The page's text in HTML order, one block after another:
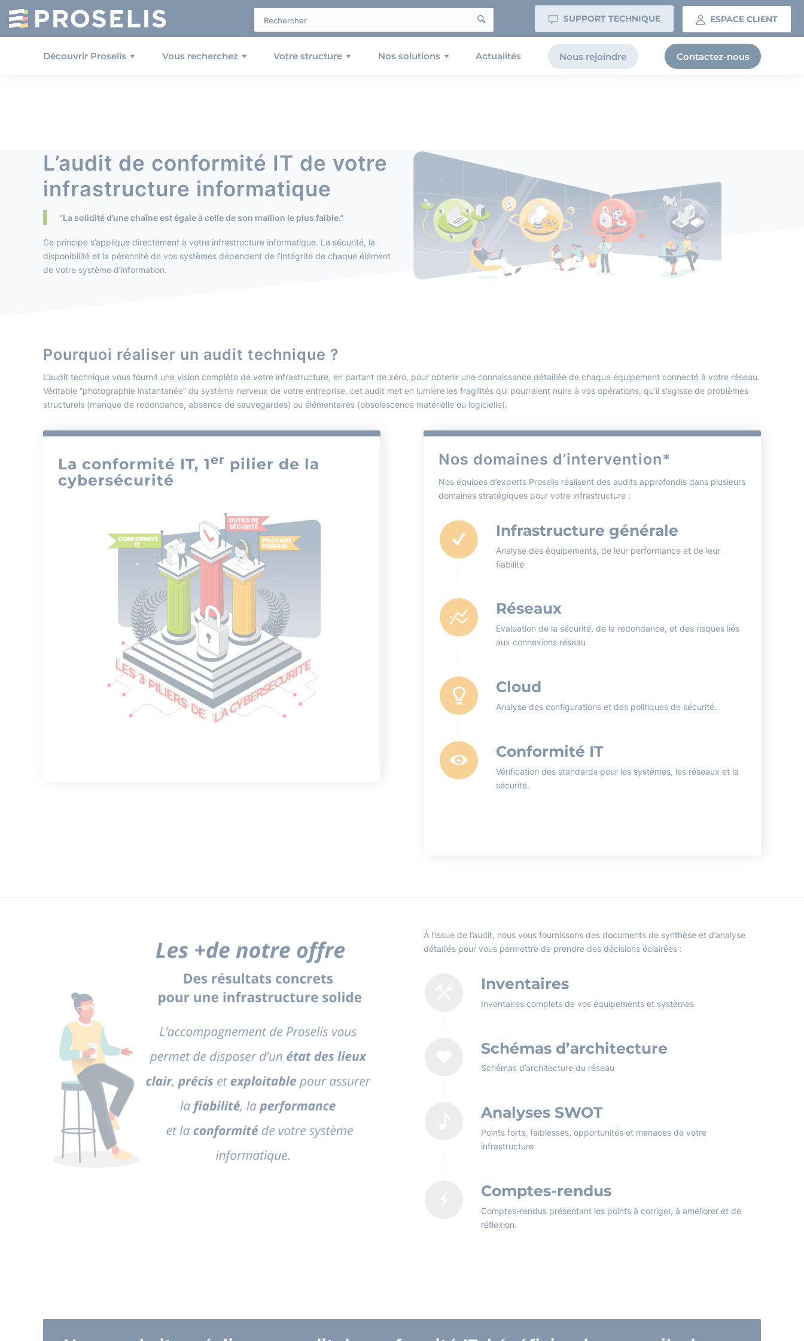
SUPPORT TECHNIQUE ESPACE CLIENT
Découvrir Proselis Vous recherchez Votre structure Nos solutions Actualités Nous rejoindre Contactez-nous
L’audit de conformité IT de votre
infrastructure informatique
“La solidité d’une chaîne est égale à celle de son maillon le plus faible.”
Ce principe s’applique directement à votre infrastructure informatique. La sécurité, la
disponibilité et la pérennité de vos systèmes dépendent de l’intégrité de chaque élément
de votre système d’information.
Pourquoi réaliser un audit technique ?
L’audit technique vous fournit une vision complète de votre infrastructure, en partant de zéro, pour obtenir une connaissance détaillée de chaque équipement connecté à votre réseau.
Véritable “photographie instantanée” du système nerveux de votre entreprise, cet audit met en lumière les fragilités qui pourraient nuire à vos opérations, qu’il s’agisse de problèmes
structurels (manque de redondance, absence de sauvegardes) ou élémentaires (obsolescence matérielle ou logicielle).
La conformité IT, 1er pilier de la
cybersécurité
Nos domaines d’intervention*
Nos équipes d’experts Proselis réalisent des audits approfondis dans plusieurs
domaines stratégiques pour votre infrastructure :
Infrastructure générale
Analyse des équipements, de leur performance et de leur
fiabilité
Réseaux
Evaluation de la sécurité, de la redondance, et des risques liés
aux connexions réseau
Cloud
Analyse des configurations et des politiques de sécurité.
Conformité IT
Vérification des standards pour les systèmes, les réseaux et la
sécurité.
À l’issue de l’audit, nous vous fournissons des documents de synthèse et d’analyse
détaillés pour vous permettre de prendre des décisions éclairées :
Inventaires
Inventaires complets de vos équipements et systèmes
Schémas d’architecture
Schémas d’architecture du réseau
Analyses SWOT
Points forts, faiblesses, opportunités et menaces de votre
infrastructure
Comptes-rendus
Comptes-rendus présentant les points à corriger, à améliorer et de
réflexion.